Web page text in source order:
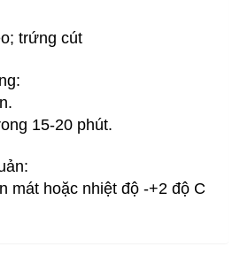
trứng cút
15-20 phút.
mát hoặc nhiệt độ -+2 độ C